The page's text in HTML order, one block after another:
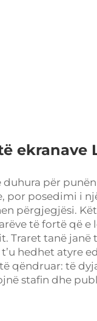
ekranave
për
por posedimi i
përgjegjësi.
të fortë që e
Traret tanë janë
hedhet atyre
qëndruar: të
stafin dhe